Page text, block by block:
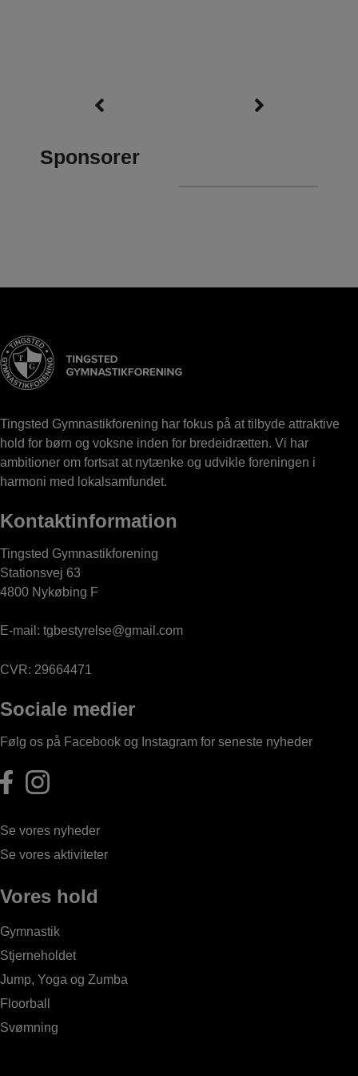
Sponsorer
Tingsted Gymnastikforening har fokus på at tilbyde attraktive
hold for børn og voksne inden for bredeidrætten. Vi har
ambitioner om fortsat at nytænke og udvikle foreningen i
harmoni med lokalsamfundet.
Kontaktinformation
Tingsted Gymnastikforening
Stationsvej 63
4800 Nykøbing F
E-mail: tgbestyrelse@gmail.com
CVR: 29664471
Sociale medier
Følg os på Facebook og Instagram for seneste nyheder
Se vores nyheder
Se vores aktiviteter
Vores hold
Gymnastik
Stjerneholdet
Jump, Yoga og Zumba
Floorball
Svømning